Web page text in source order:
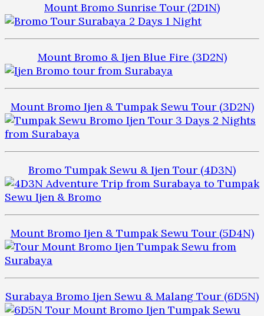
Mount Bromo Sunrise Tour (2D1N)
Mount Bromo & Ijen Blue Fire (3D2N)
Mount Bromo Ijen & Tumpak Sewu Tour (3D2N)
Bromo Tumpak Sewu & Ijen Tour (4D3N)
Mount Bromo Ijen & Tumpak Sewu Tour (5D4N)
Surabaya Bromo Ijen Sewu & Malang Tour (6D5N)